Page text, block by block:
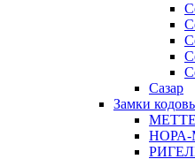
Сазар
Замки